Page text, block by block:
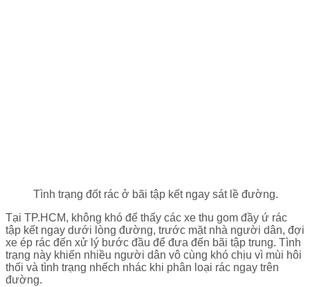
Tình trạng đốt rác ở bãi tập kết ngay sát lề đường.
Tại TP.HCM, không khó để thấy các xe thu gom đầy ứ rác
tập kết ngay dưới lòng đường, trước mặt nhà người dân, đợi
xe ép rác đến xử lý bước đầu để đưa đến bãi tập trung. Tình
trạng này khiến nhiều người dân vô cùng khó chịu vì mùi hôi
thối và tình trạng nhếch nhác khi phân loại rác ngay trên
đường.